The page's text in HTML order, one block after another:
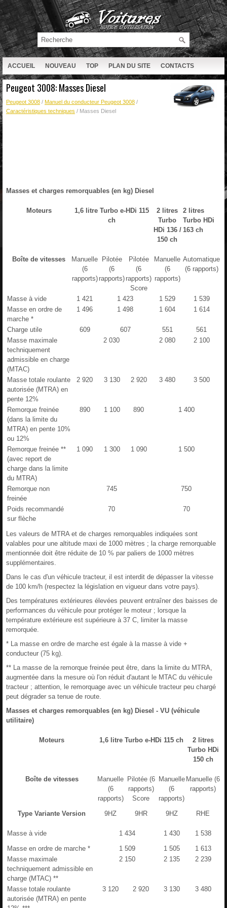
ACCUEIL NOUVEAU TOP PLAN DU SITE CONTACTS
RECHERCHE
Peugeot 3008: Masses Diesel
Peugeot 3008 / Manuel du conducteur Peugeot 3008 /
Caractéristiques techniques / Masses Diesel
Masses et charges remorquables (en kg) Diesel
Moteurs
1,6 litre Turbo e-HDi 115
ch
2 litres
Turbo
HDi 136 /
150 ch
2 litres
Turbo HDi
163 ch
Boîte de vitesses
Manuelle
(6
rapports)
Pilotée
(6
rapports)
Pilotée
(6
rapports)
Score
Manuelle
(6
rapports)
Automatique
(6 rapports)
Masse à vide 1 421 1 423 1 529
1 539
Masse en ordre de
marche *
1 496 1 498 1 604 1 614
Charge utile 609 607 551
561
Masse maximale
techniquement
admissible en charge
(MTAC)
2 030 2 080 2 100
Masse totale roulante
autorisée (MTRA) en
pente 12%
2 920 3 130 2 920 3 480 3 500
Remorque freinée
(dans la limite du
MTRA) en pente 10%
ou 12%
890 1 100 890 1 400
Remorque freinée **
(avec report de
charge dans la limite
du MTRA)
1 090 1 300 1 090 1 500
Remorque non
freinée
745 750
Poids recommandé
sur flèche
70 70
Les valeurs de MTRA et de charges remorquables indiquées sont
valables pour une altitude maxi de 1000 mètres ; la charge remorquable
mentionnée doit être réduite de 10 % par paliers de 1000 mètres
supplémentaires.
Dans le cas d'un véhicule tracteur, il est interdit de dépasser la vitesse
de 100 km/h (respectez la législation en vigueur dans votre pays).
Des températures extérieures élevées peuvent entraîner des baisses de
performances du véhicule pour protéger le moteur ; lorsque la
température extérieure est supérieure à 37 C, limiter la masse
remorquée.
* La masse en ordre de marche est égale à la masse à vide +
conducteur (75 kg).
** La masse de la remorque freinée peut être, dans la limite du MTRA,
augmentée dans la mesure où l'on réduit d'autant le MTAC du véhicule
tracteur ; attention, le remorquage avec un véhicule tracteur peu chargé
peut dégrader sa tenue de route.
Masses et charges remorquables (en kg) Diesel - VU (véhicule
utilitaire)
Moteurs 1,6 litre Turbo e-HDi 115 ch
2 litres
Turbo HDi
150 ch
Boîte de vitesses
Manuelle
(6
rapports)
Pilotée (6
rapports)
Score
Manuelle
(6
rapports)
Manuelle (6
rapports)
Type Variante Version 9HZ 9HR 9HZ RHE
Masse à vide 1 434 1 430
1 538
Masse en ordre de marche *
1 509 1 505
1 613
Masse maximale
techniquement admissible en
charge (MTAC) **
2 150 2 135 2 239
Masse totale roulante
autorisée (MTRA) en pente
3 120 2 920 3 130 3 480